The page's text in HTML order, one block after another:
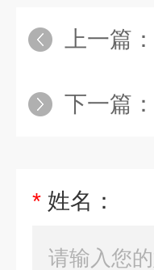
上一篇：
下一篇：
* 姓名：